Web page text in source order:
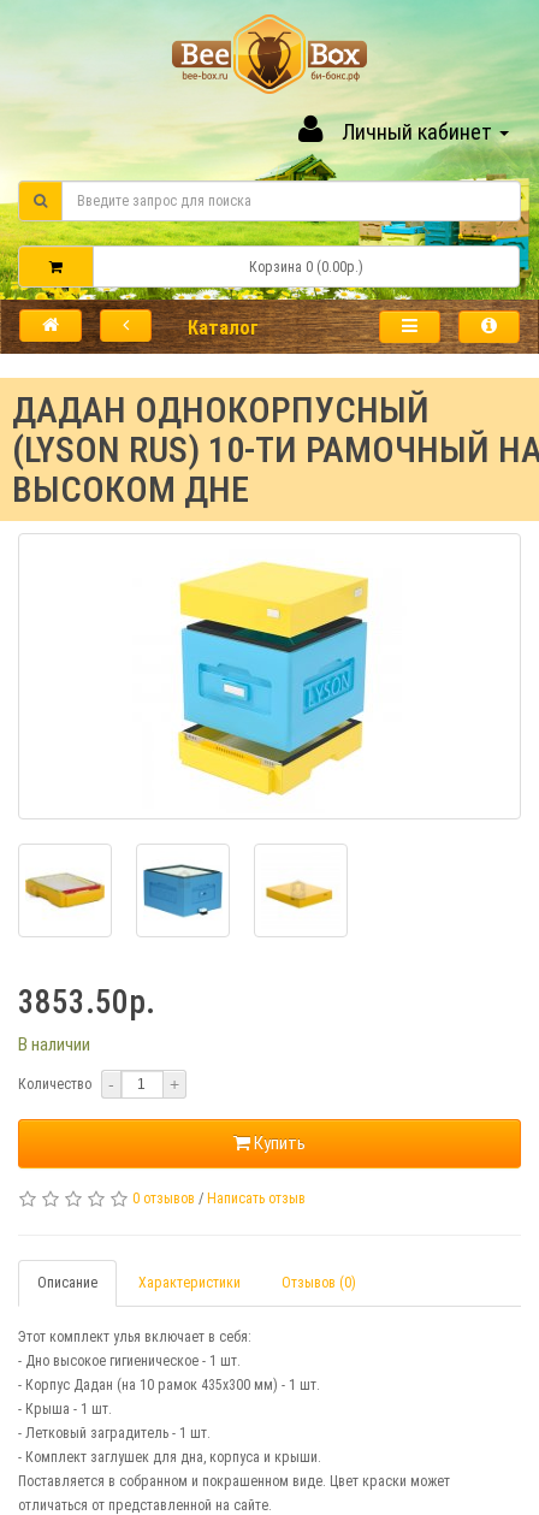
Личный кабинет
Корзина 0 (0.00р.)
Каталог
ДАДАН ОДНОКОРПУСНЫЙ
(LYSON RUS) 10-ТИ РАМОЧНЫЙ
ВЫСОКОМ ДНЕ
3853.50р.
В наличии
Количество - +
Купить
0 отзывов / Написать отзыв
Описание Характеристики Отзывов (0)
Этот комплект улья включает в себя:
- Дно высокое гигиеническое - 1 шт.
- Корпус Дадан (на 10 рамок 435х300 мм) - 1 шт.
- Крыша - 1 шт.
- Летковый заградитель - 1 шт.
- Комплект заглушек для дна, корпуса и крыши.
Поставляется в собранном и покрашенном виде. Цвет краски может
отличаться от представленной на сайте.